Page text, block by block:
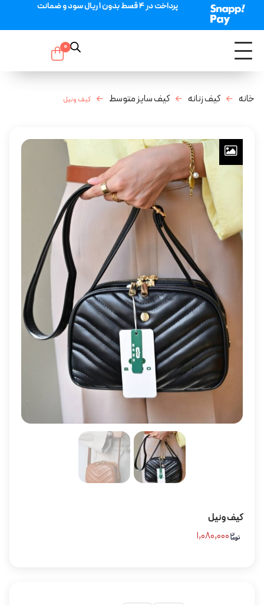
پرداخت در 4 قسط بدون 1 ریال سود و ضمانت
0
خانه کیف زنانه کیف سایز متوسط کیف ونیل
کیف ونیل